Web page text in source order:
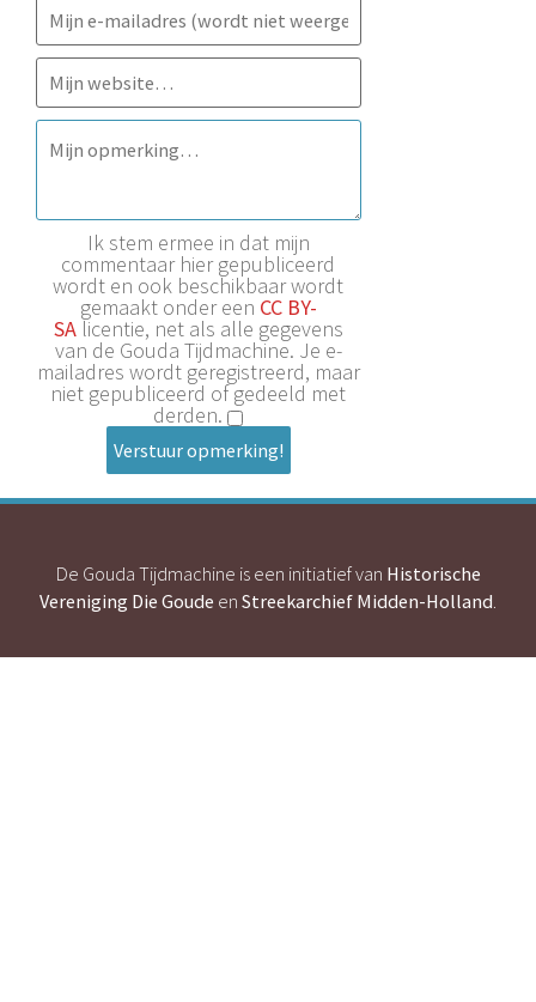
Ik stem ermee in dat mijn
commentaar hier gepubliceerd
wordt en ook beschikbaar wordt
gemaakt onder een CC BY-
SAlicentie, net als alle gegevens
van de Gouda Tijdmachine. Je e-
mailadres wordt geregistreerd, maar
niet gepubliceerd of gedeeld met
derden.
Verstuur opmerking!
De Gouda Tijdmachine is een initiatief van Historische
Vereniging Die Goude en Streekarchief Midden-Holland